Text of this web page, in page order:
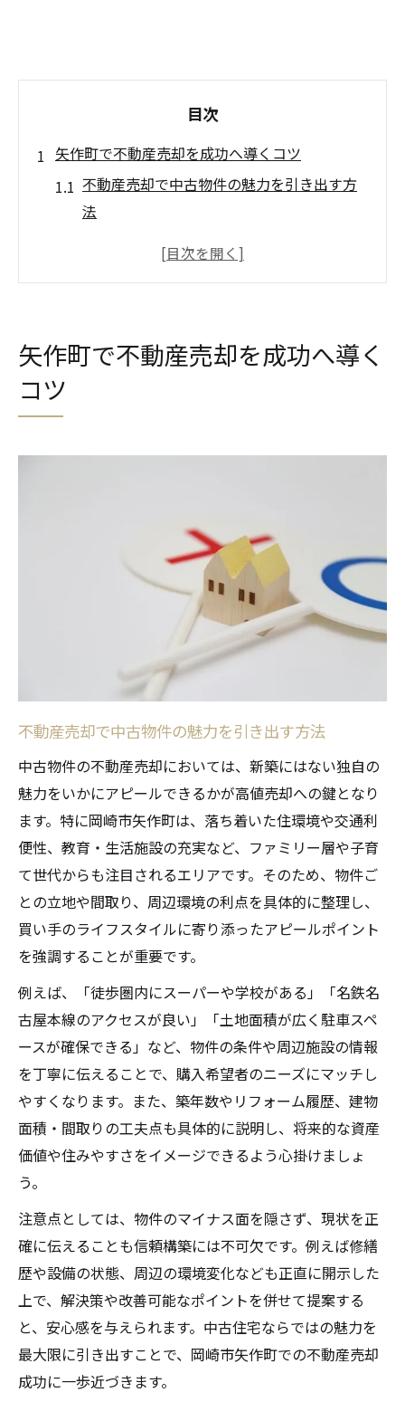
目次
矢作町で不動産売却を成功へ導くコツ
不動産売却で中古物件の魅力を引き出す方
法
矢作町の市場動向を活かした不動産売却戦
握法
中古物件売却に強い愛知県岡崎市の魅力
不動産売却に強いエリア特性を知る重要性
中古物件売却時に役立つ岡崎市の資産価値
矢作町における中古住宅売却の強みを解説
高値売却を目指すなら矢作町の戦略を
不動産売却で高値実現する販売戦略の組立
矢作町で中古物件の付加価値を高める工夫
ト
高値で売るための内覧準備と印象アップ術
愛知県岡崎市で注目される売却タイミング
の選び方
中古住宅を売る時に重視すべきポイント
不動産売却時に重視したい間取りと築年数
中古物件の価値を左右するリフォームの有
無
売却成功に直結する立地と生活利便性の見
極め
不動産売却時に必要な書類と手続き上の注
意
愛知県岡崎市で求められる中古住宅の条件
愛知県岡崎市中古物件売却の最新動向解説
岡崎市の中古住宅相場変動と売却チャンス
中古物件売却で注目される人気エリアの特
徴
不動産売却時に知っておきたい市場動向
愛知県岡崎市中古住宅の最新成約傾向
資産価値を守るための矢作町売却術とは
矢作町で不動産売却を成功へ導く
コツ
不動産売却で中古物件の魅力を引き出す方法
中古物件の不動産売却においては、新築にはない独自の
魅力をいかにアピールできるかが高値売却への鍵となり
ます。特に岡崎市矢作町は、落ち着いた住環境や交通利
便性、教育・生活施設の充実など、ファミリー層や子育
て世代からも注目されるエリアです。そのため、物件ご
との立地や間取り、周辺環境の利点を具体的に整理し、
買い手のライフスタイルに寄り添ったアピールポイント
を強調することが重要です。
例えば、「徒歩圏内にスーパーや学校がある」「名鉄名
古屋本線のアクセスが良い」「土地面積が広く駐車スペ
ースが確保できる」など、物件の条件や周辺施設の情報
を丁寧に伝えることで、購入希望者のニーズにマッチし
やすくなります。また、築年数やリフォーム履歴、建物
面積・間取りの工夫点も具体的に説明し、将来的な資産
価値や住みやすさをイメージできるよう心掛けましょ
う。
注意点としては、物件のマイナス面を隠さず、現状を正
確に伝えることも信頼構築には不可欠です。例えば修繕
歴や設備の状態、周辺の環境変化なども正直に開示した
上で、解決策や改善可能なポイントを併せて提案する
と、安心感を与えられます。中古住宅ならではの魅力を
最大限に引き出すことで、岡崎市矢作町での不動産売却
成功に一歩近づきます。